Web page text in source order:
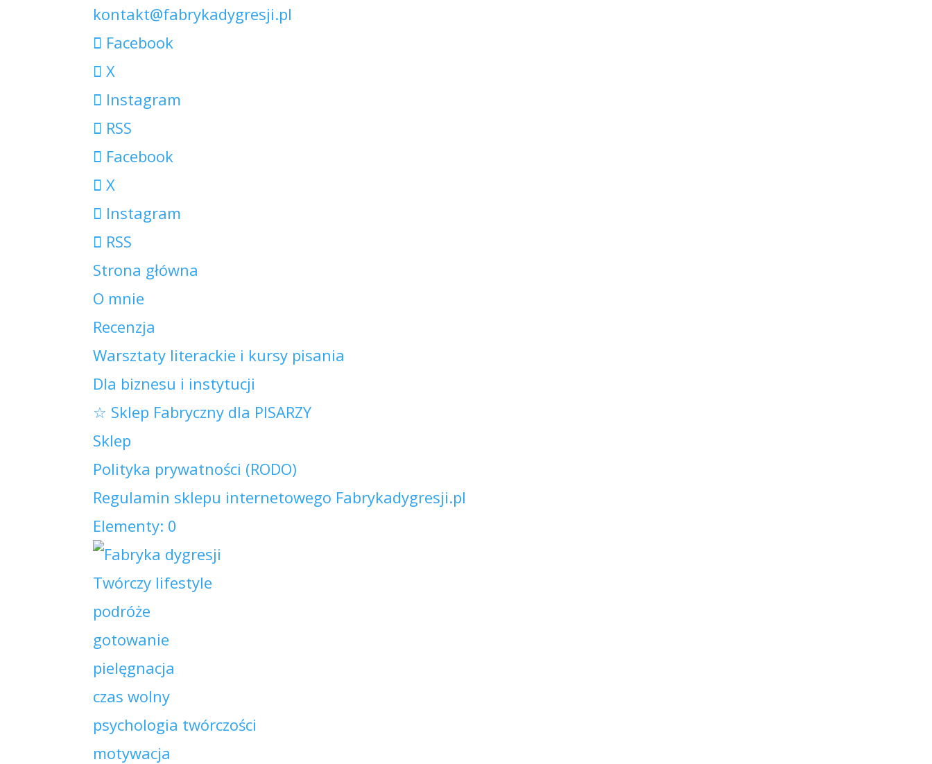
kontakt@fabrykadygresji.pl
Facebook
X
Instagram
RSS
Facebook
X
Instagram
RSS
Strona główna
O mnie
Recenzja
Warsztaty literackie i kursy pisania
Dla biznesu i instytucji
☆ Sklep Fabryczny dla PISARZY
Sklep
Polityka prywatności (RODO)
Regulamin sklepu internetowego Fabrykadygresji.pl
Elementy: 0
Twórczy lifestyle
podróże
gotowanie
pielęgnacja
czas wolny
psychologia twórczości
motywacja